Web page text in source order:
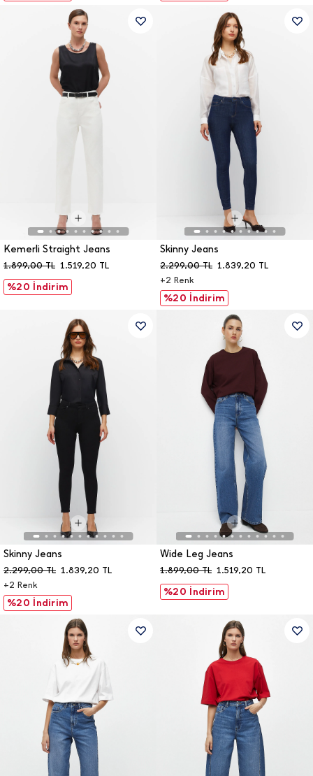
%20 İndirim
1.519,20 TL
1.899,00 TL
Kemerli Straight Jeans
%20 İndirim
1.839,20 TL
2.299,00 TL
+2 Renk
Skinny Jeans
%20 İndirim
1.839,20 TL
2.299,00 TL
+2 Renk
Skinny Jeans
%20 İndirim
1.519,20 TL
1.899,00 TL
Wide Leg Jeans